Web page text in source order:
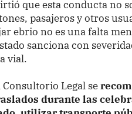
que esta conducta no
pasajeros y otros
ebrio no es una falta
sanciona con
vial.
Consultorio Legal se
durante las